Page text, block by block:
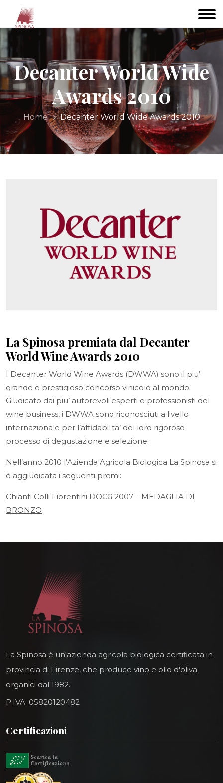
Decanter World Wide
Awards 2010
Home Decanter World Wide Awards 2010
La Spinosa premiata dal Decanter
World Wine Awards 2010
I Decanter World Wine Awards (DWWA) sono il piu’
grande e prestigioso concorso vinicolo al mondo.
Giudicato dai piu’ autorevoli esperti e professionisti del
wine business, i DWWA sono riconosciuti a livello
internazionale per l’affidabilita’ del loro rigoroso
processo di degustazione e selezione.
Nell’anno 2010 l’Azienda Agricola Biologica La Spinosa si
è aggiudicata i seguenti premi:
Chianti Colli Fiorentini DOCG 2007 – MEDAGLIA DI
BRONZO
La Spinosa è un'azienda agricola biologica certificata in
provincia di Firenze, che produce vino e olio d'oliva
organici dal 1982.
P.IVA: 05820120482
Certificazioni